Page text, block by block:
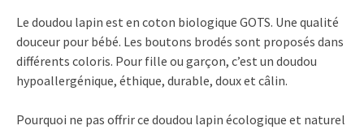
Le doudou lapin est en coton biologique GOTS. Une qualité
douceur pour bébé. Les boutons brodés sont proposés dans
différents coloris. Pour fille ou garçon, c’est un doudou
hypoallergénique, éthique, durable, doux et câlin.
Pourquoi ne pas offrir ce doudou lapin écologique et naturel